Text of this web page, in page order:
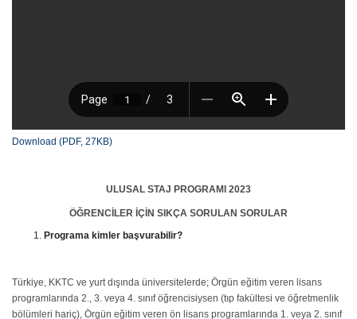
Download (PDF, 27KB)
ULUSAL STAJ PROGRAMI 2023
ÖĞRENCİLER İÇİN SIKÇA SORULAN SORULAR
Programa kimler başvurabilir?
Türkiye, KKTC ve yurt dışında üniversitelerde; Örgün eğitim veren lisans
programlarında 2., 3. veya 4. sınıf öğrencisiysen (tıp fakültesi ve öğretmenlik
bölümleri hariç), Örgün eğitim veren ön lisans programlarında 1. veya 2. sınıf